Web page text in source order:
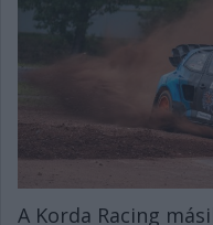
A Korda Racing